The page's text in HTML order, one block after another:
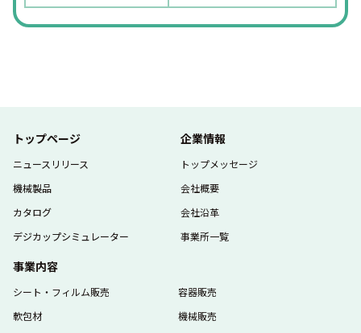
トップページ
ニュースリリース
機械製品
カタログ
デジカップシミュレーター
企業情報
トップメッセージ
会社概要
会社沿革
事業所一覧
事業内容
シート・フィルム販売
容器販売
軟包材
機械販売